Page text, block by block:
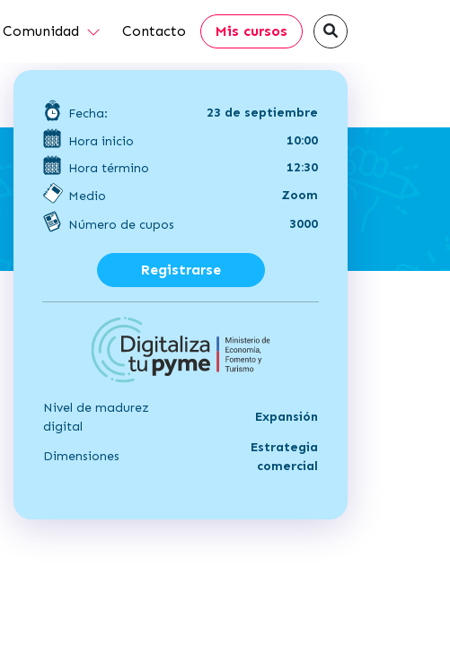
Comunidad Contacto Mis cursos
Fecha:
23 de septiembre
Hora inicio
10:00
Hora término
12:30
Medio
Zoom
Número de cupos
3000
Registrarse
Nivel de madurez
digital
Expansión
Dimensiones
Estrategia
comercial